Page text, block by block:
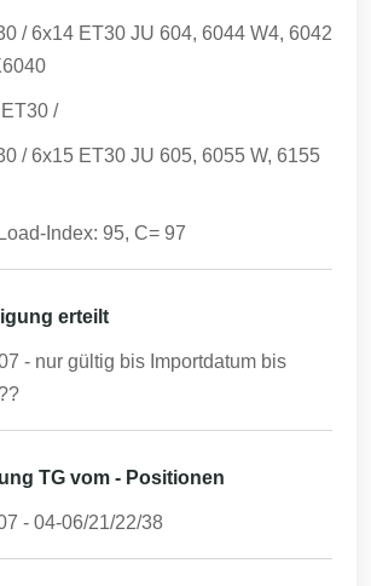
/ 6x14 ET30 JU 604, 6044 W4, 6042
/
/ 6x15 ET30 JU 605, 6055 W, 6155
Index: 95, C= 97
erteilt
- nur gültig bis Importdatum bis
TG vom - Positionen
- 04-06/21/22/38